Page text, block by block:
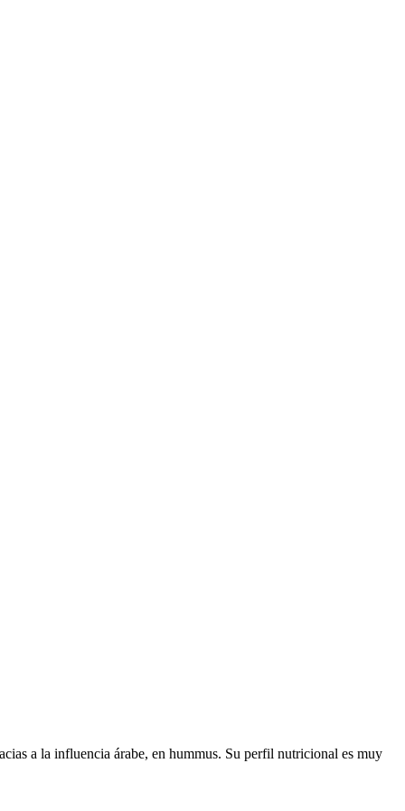
a la influencia árabe, en hummus. Su perfil nutricional es muy